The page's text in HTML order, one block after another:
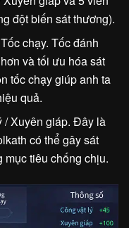
đột biến sát thương).
chạy. Tốc đánh
và tối ưu hóa sát
tốc chạy giúp anh ta
quả.
/ Xuyên giáp. Đây là
có thể gây sát
tiêu chống chịu.